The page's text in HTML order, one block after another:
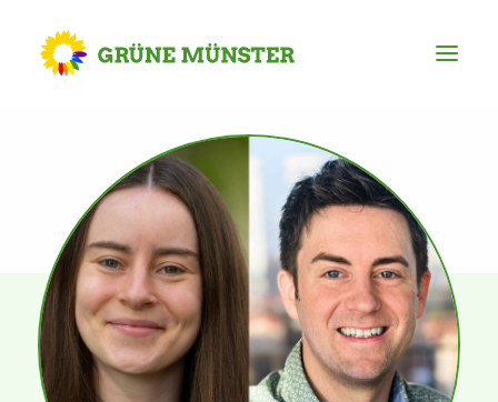
Partei
Kreisvorstand
Kreisgeschäftsstelle
Mitgliederversammlung